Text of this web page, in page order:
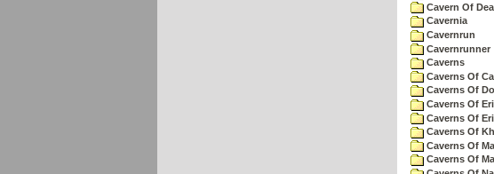
Cavern Of
Cavernia
Cavernrun
Cavernrunner
Caverns
Caverns Of
Caverns Of
Caverns Of
Caverns Of
Caverns Of
Caverns Of
Caverns Of